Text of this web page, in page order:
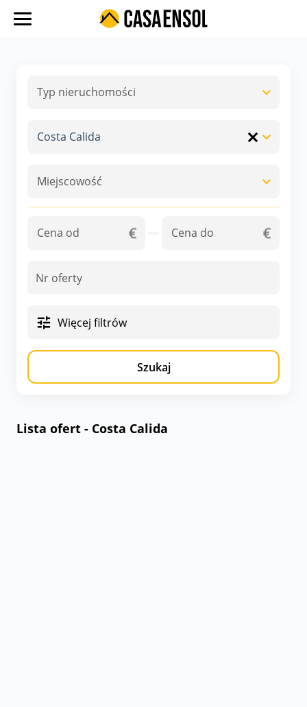
Ulubione oferty
Proces zakupu
Kontakt
Pokaż
Typ nieruchomości
Pokaż
Costa Calida
Pokaż
Miejscowość
Pokaż opcje
Cena od Pokaż
Cena do
Więcej filtrów
Szukaj
Lista ofert - Costa Calida